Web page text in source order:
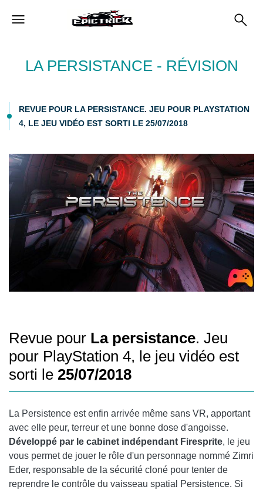
LA PERSISTANCE - RÉVISION
REVUE POUR LA PERSISTANCE. JEU POUR PLAYSTATION
4, LE JEU VIDÉO EST SORTI LE 25/07/2018
Revue pour La persistance. Jeu
pour PlayStation 4, le jeu vidéo est
sorti le 25/07/2018
La Persistence est enfin arrivée même sans VR, apportant
avec elle peur, terreur et une bonne dose d'angoisse.
Développé par le cabinet indépendant Firesprite, le jeu
vous permet de jouer le rôle d'un personnage nommé Zimri
Eder, responsable de la sécurité cloné pour tenter de
reprendre le contrôle du vaisseau spatial Persistence. Si